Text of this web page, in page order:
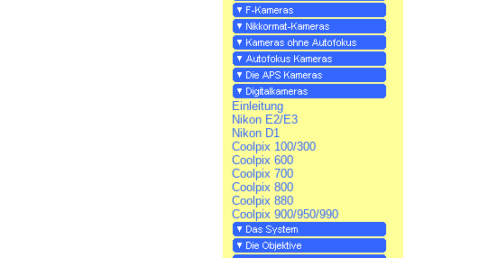
Einleitung
Nikon E2/E3
Nikon D1
Coolpix 100/300
Coolpix 600
Coolpix 700
Coolpix 800
Coolpix 880
Coolpix 900/950/990